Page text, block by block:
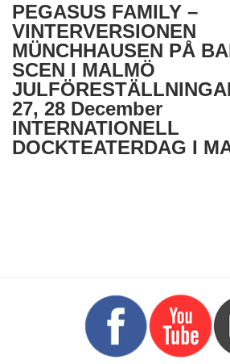
PEGASUS FAMILY –
VINTERVERSIONEN
MÜNCHHAUSEN PÅ
SCEN I MALMÖ
27, 28 December
INTERNATIONELL
DOCKTEATERDAG I